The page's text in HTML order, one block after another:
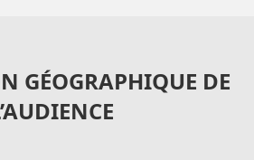
GÉOGRAPHIQUE DE